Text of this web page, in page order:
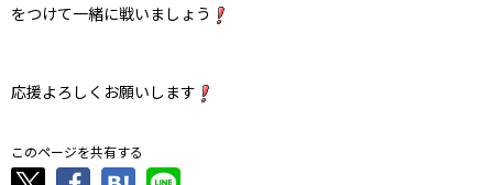
をつけて一緒に戦いましょう
応援よろしくお願いします
このページを共有する